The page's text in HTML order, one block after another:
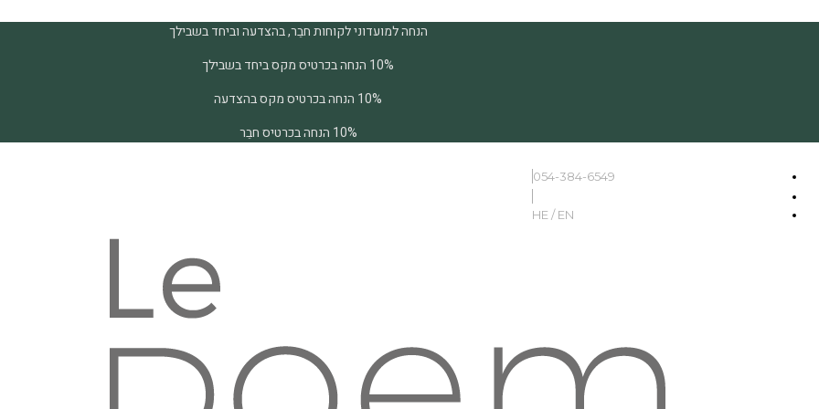
הנחה למועדוני לקוחות חבֵר, בהצדעה וביחד בשבילך
10% הנחה בכרטיס מקס ביחד בשבילך
10% הנחה בכרטיס מקס בהצדעה
10% הנחה בכרטיס חבֵר
054-384-6549
HE / EN